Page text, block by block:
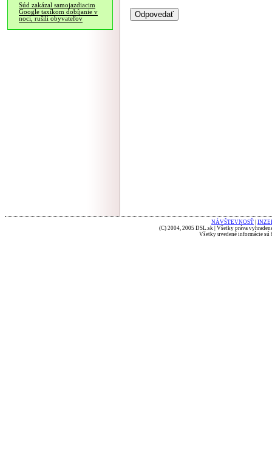
Súd zakázal samojazdiacim
Google taxíkom dobíjanie v
noci, rušili obyvateľov
NÁVŠTEVNOSŤ
(C) 2004, 2005 DSL.sk | Všetky práva
Všetky uvedené informácie sú